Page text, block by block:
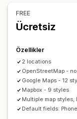
Çoklu mağaza
Arama ve filtreler
Coğrafi konum
Raporları arama
FREE
Ücretsiz
Özellikler
2 locations
OpenStreetMap -
Google Maps - 12
Mapbox - 9 styles
Multiple map styles,
Default fields: